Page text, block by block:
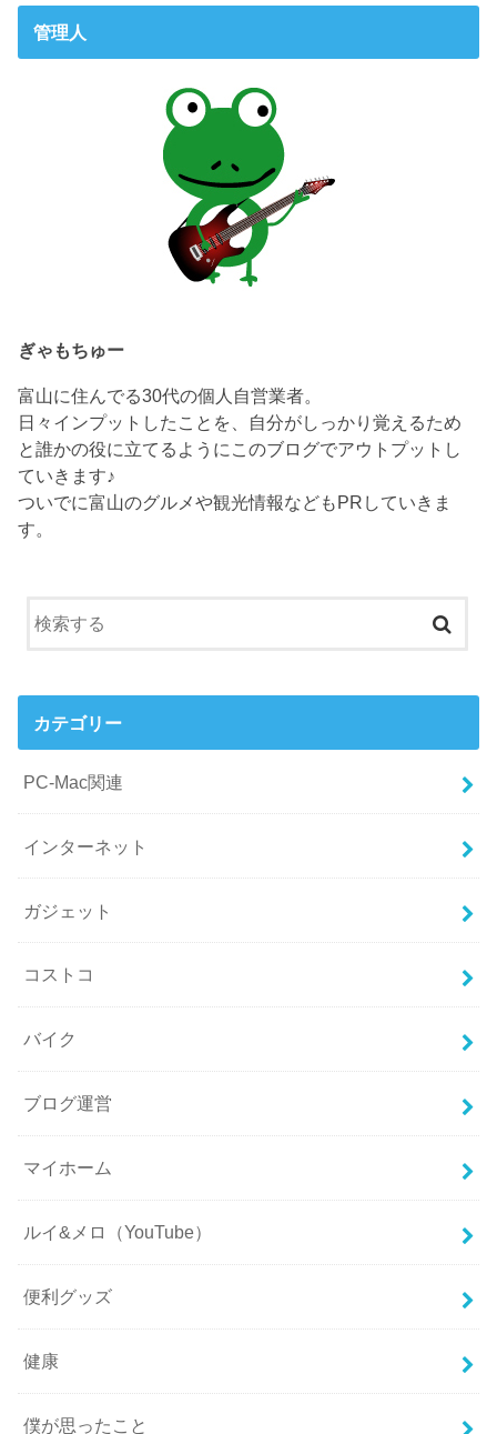
管理人
ぎゃもちゅー
富山に住んでる30代の個人自営業者。
日々インプットしたことを、自分がしっかり覚えるため
と誰かの役に立てるようにこのブログでアウトプットし
ていきます♪
ついでに富山のグルメや観光情報などもPRしていきま
す。
カテゴリー
PC-Mac関連
インターネット
ガジェット
コストコ
バイク
ブログ運営
マイホーム
ルイ&メロ（YouTube）
便利グッズ
健康
僕が思ったこと